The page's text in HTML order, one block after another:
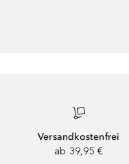
Versandkostenfrei
ab 39,95 €